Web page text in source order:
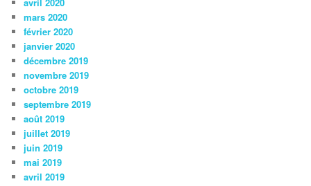
mars 2020
février 2020
janvier 2020
décembre 2019
novembre 2019
octobre 2019
septembre 2019
août 2019
juillet 2019
juin 2019
mai 2019
avril 2019